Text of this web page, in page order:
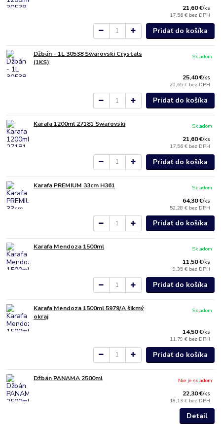
21,60 €/ks
17,56 € bez DPH
Pridať do košíka
Džbán - 1L 30538 Swarovski Crystals
(1KS)
25,40 €/ks
20,65 € bez DPH
Skladom
Pridať do košíka
Karafa 1200ml 27181 Swarovski
21,60 €/ks
17,56 € bez DPH
Skladom
Pridať do košíka
Karafa PREMIUM 33cm H361
64,30 €/ks
52,28 € bez DPH
Skladom
Pridať do košíka
Karafa Mendoza 1500ml
11,50 €/ks
9,35 € bez DPH
Skladom
Pridať do košíka
Karafa Mendoza 1500ml 5979/A šikmý
okraj
14,50 €/ks
11,79 € bez DPH
Skladom
Pridať do košíka
Džbán PANAMA 2500ml
22,30 €/ks
18,13 € bez DPH
Nie je skladom
Detail